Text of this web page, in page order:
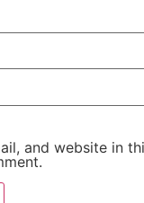
and website in